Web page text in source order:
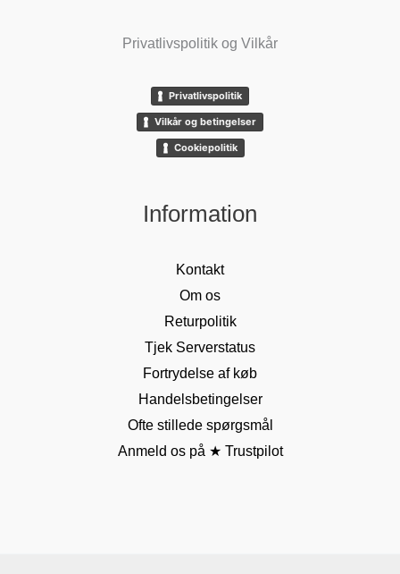
Privatlivspolitik og Vilkår
Privatlivspolitik
Vilkår og betingelser
Cookiepolitik
Information
Kontakt
Om os
Returpolitik
Tjek Serverstatus
Fortrydelse af køb
Handelsbetingelser
Ofte stillede spørgsmål
Anmeld os på ★ Trustpilot